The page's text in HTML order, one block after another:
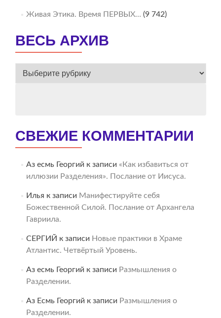
Живая Этика. Время ПЕРВЫХ… (9 742)
ВЕСЬ АРХИВ
ВЕСЬ
СВЕЖИЕ КОММЕНТАРИИ
Аз есмь Георгий к записи «Как избавиться от
иллюзии Разделения». Послание от Иисуса.
Илья к записи Манифестируйте себя
Божественной Силой. Послание от Архангела
Гавриила.
СЕРГИЙ к записи Новые практики в Храме
Атлантис. Четвёртый Уровень.
Аз есмь Георгий к записи Размышления о
Разделении.
Аз Есмь Георгий к записи Размышления о
Разделении.